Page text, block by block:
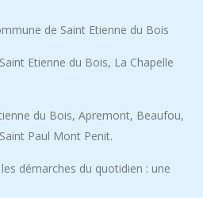
de Saint Etienne du Bois
Etienne du Bois, La Chapelle
du Bois, Apremont, Beaufou,
Paul Mont Penit.
démarches du quotidien : une